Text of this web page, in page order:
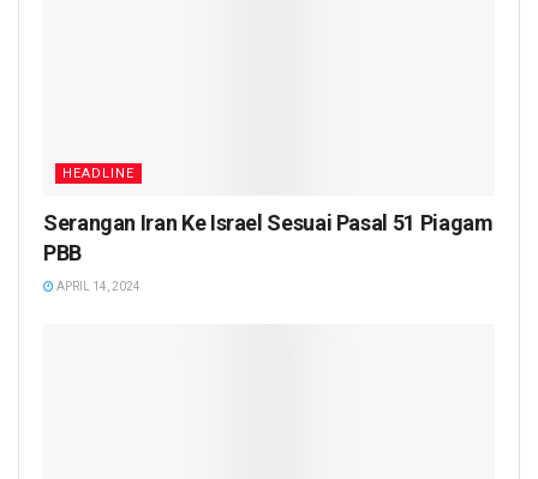
HEADLINE
Serangan Iran Ke Israel Sesuai Pasal 51 Piagam
PBB
APRIL 14, 2024